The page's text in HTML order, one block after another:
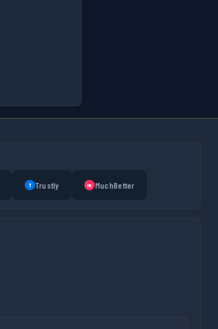
T Trustly MB MuchBetter